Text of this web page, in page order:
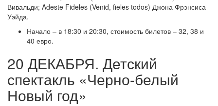
Вивальди; Adeste Fideles (Venid, fieles todos) Джона Фрэнсиса
Уэйда.
Начало – в 18:30 и 20:30, стоимость билетов – 32, 38 и
40 евро.
20 ДЕКАБРЯ. Детский
спектакль «Черно-белый
Новый год»